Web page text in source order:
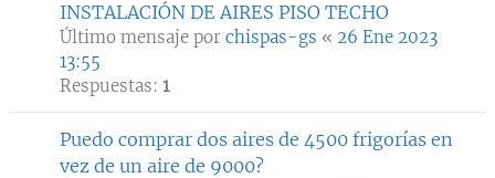
INSTALACIÓN DE AIRES PISO TECHO
Último mensaje por chispas-gs « 26 Ene 2023
13:55
Respuestas: 1
Puedo comprar dos aires de 4500 frigorías en
vez de un aire de 9000?